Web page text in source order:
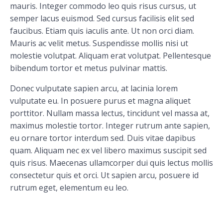
mauris. Integer commodo leo quis risus cursus, ut
semper lacus euismod. Sed cursus facilisis elit sed
faucibus. Etiam quis iaculis ante. Ut non orci diam.
Mauris ac velit metus. Suspendisse mollis nisi ut
molestie volutpat. Aliquam erat volutpat. Pellentesque
bibendum tortor et metus pulvinar mattis.
Donec vulputate sapien arcu, at lacinia lorem
vulputate eu. In posuere purus et magna aliquet
porttitor. Nullam massa lectus, tincidunt vel massa at,
maximus molestie tortor. Integer rutrum ante sapien,
eu ornare tortor interdum sed. Duis vitae dapibus
quam. Aliquam nec ex vel libero maximus suscipit sed
quis risus. Maecenas ullamcorper dui quis lectus mollis
consectetur quis et orci. Ut sapien arcu, posuere id
rutrum eget, elementum eu leo.